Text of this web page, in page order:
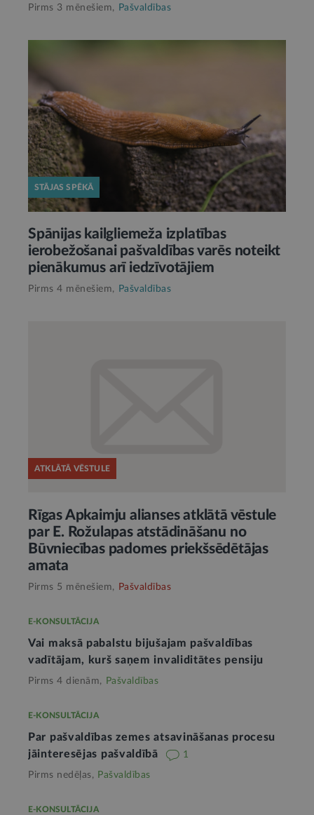
Pirms 3 mēnešiem, Pašvaldības
STĀJAS SPĒKĀ
Spānijas kailgliemeža izplatības
ierobežošanai pašvaldības varēs noteikt
pienākumus arī iedzīvotājiem
Pirms 4 mēnešiem, Pašvaldības
ATKLĀTĀ VĒSTULE
Rīgas Apkaimju alianses atklātā vēstule
par E. Rožulapas atstādināšanu no
Būvniecības padomes priekšsēdētājas
amata
Pirms 5 mēnešiem, Pašvaldības
E-KONSULTĀCIJA
Vai maksā pabalstu bijušajam pašvaldības
vadītājam, kurš saņem invaliditātes pensiju
Pirms 4 dienām, Pašvaldības
E-KONSULTĀCIJA
Par pašvaldības zemes atsavināšanas procesu
jāinteresējas pašvaldībā
1
Pirms nedēļas, Pašvaldības
E-KONSULTĀCIJA